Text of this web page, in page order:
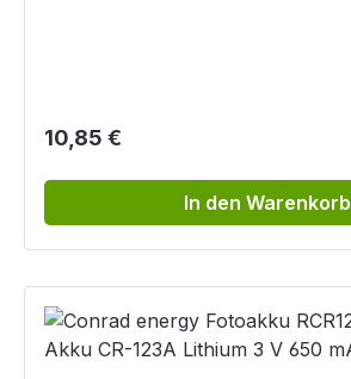
Regulärer Preis:
10,85 €
In den Warenkorb